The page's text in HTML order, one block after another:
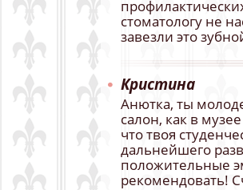
стоматологу не
завезли это
Кристина
Анютка, ты
салон, как в
что твоя
дальнейшего
положительные
рекомендовать!